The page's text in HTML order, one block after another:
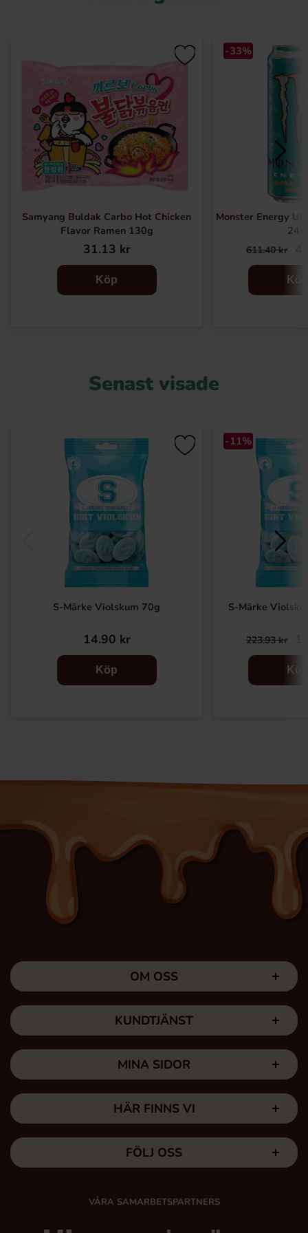
Samyang Buldak Carbo Hot Chicken
Flavor Ramen 130g
31.13 kr
Köp
-33%
Monster Energy
24st
611.40 kr
Köp
Senast visade
S-Märke Violskum 70g
14.90 kr
Köp
-11%
S-Märke
223.93 kr
Köp
OM OSS
KUNDTJÄNST
MINA SIDOR
HÄR FINNS VI
FÖLJ OSS
VÅRA SAMARBETSPARTNERS